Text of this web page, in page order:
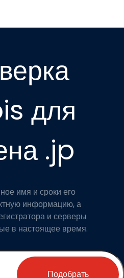
для
.jp
имя и сроки его
информацию, а
и серверы
в настоящее время.
Подобрать